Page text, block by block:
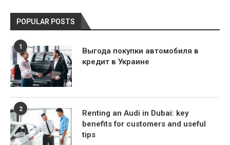
POPULAR POSTS
1
Выгода покупки автомобиля в
кредит в Украине
2
Renting an Audi in Dubai: key
benefits for customers and useful
tips